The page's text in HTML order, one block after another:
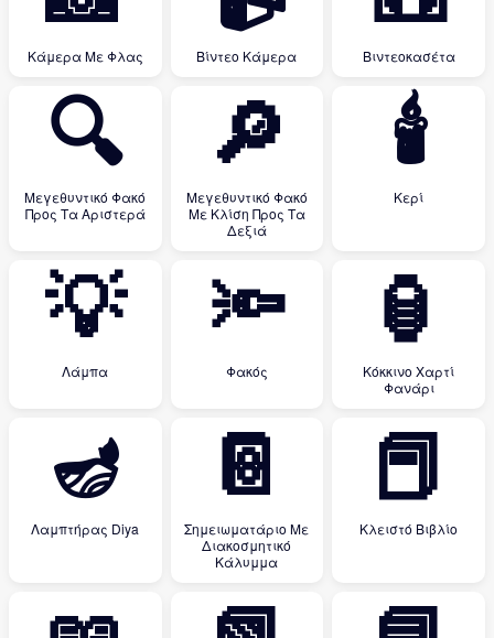
Κάμερα Με Φλας Βίντεο Κάμερα Βιντεοκασέτα
🔍
Μεγεθυντικό Φακό
Προς Τα Αριστερά
🔎
Μεγεθυντικό Φακό
Με Κλίση Προς Τα
Δεξιά
🕯
Κερί
💡
Λάμπα
🔦
Φακός
🏮
Κόκκινο Χαρτί
Φανάρι
🪔
Λαμπτήρας Diya
📔
Σημειωματάριο Με
Διακοσμητικό
Κάλυμμα
📕
Κλειστό Βιβλίο